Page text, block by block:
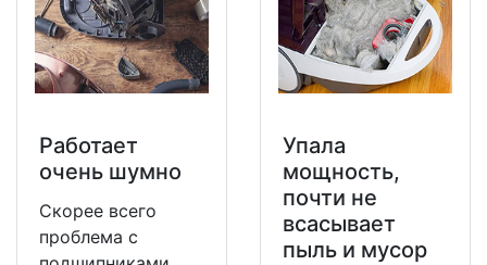
Работает
очень шумно
Скорее всего
проблема с
Упала
мощность,
почти не
всасывает
пыль и мусор